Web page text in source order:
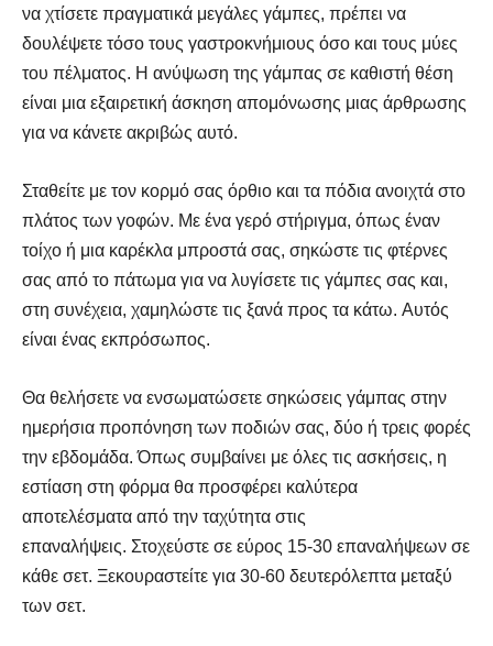
Αναζήτηση
Αναζήτηση
να χτίσετε πραγματικά μεγάλες γάμπες, πρέπει να
δουλέψετε τόσο τους γαστροκνήμιους όσο και τους μύες
του πέλματος. Η ανύψωση της γάμπας σε καθιστή θέση
είναι μια εξαιρετική άσκηση απομόνωσης μιας άρθρωσης
για να κάνετε ακριβώς αυτό.
Σταθείτε με τον κορμό σας όρθιο και τα πόδια ανοιχτά στο
πλάτος των γοφών. Με ένα γερό στήριγμα, όπως έναν
τοίχο ή μια καρέκλα μπροστά σας, σηκώστε τις φτέρνες
σας από το πάτωμα για να λυγίσετε τις γάμπες σας και,
στη συνέχεια, χαμηλώστε τις ξανά προς τα κάτω. Αυτός
είναι ένας εκπρόσωπος.
Θα θελήσετε να ενσωματώσετε σηκώσεις γάμπας στην
ημερήσια προπόνηση των ποδιών σας, δύο ή τρεις φορές
την εβδομάδα. Όπως συμβαίνει με όλες τις ασκήσεις, η
εστίαση στη φόρμα θα προσφέρει καλύτερα
αποτελέσματα από την ταχύτητα στις
επαναλήψεις. Στοχεύστε σε εύρος 15-30 επαναλήψεων σε
κάθε σετ. Ξεκουραστείτε για 30-60 δευτερόλεπτα μεταξύ
των σετ.